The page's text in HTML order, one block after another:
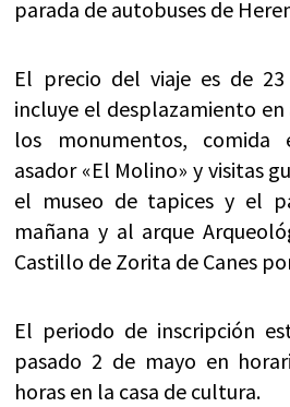
parada de autobuses de
El precio del viaje es de
incluye el desplazamiento
los monumentos, comida
asador «El Molino» y visitas
el museo de tapices y el
mañana y al arque
Castillo de Zorita de Canes
El periodo de inscripción
pasado 2 de mayo en
horas en la casa de cultura.